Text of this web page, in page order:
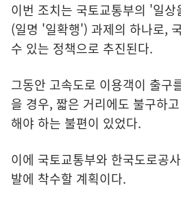
이번 조치는 국토교통부의 '일
(일명 '일확행') 과제의 하나로,
수 있는 정책으로 추진된다.
그동안 고속도로 이용객이 출구
을 경우, 짧은 거리에도 불구하
해야 하는 불편이 있었다.
이에 국토교통부와 한국도로공
발에 착수할 계획이다.